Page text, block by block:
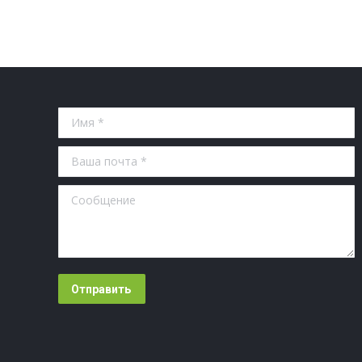
Имя *
Ваша почта *
Сообщение
Отправить